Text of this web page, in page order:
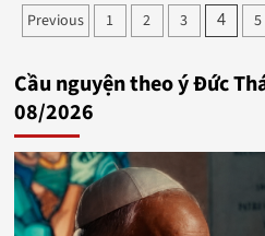
Phân
trang
bài
viết
Previous 1 2 3 4 5
Cầu nguyện theo ý Đức
08/2026